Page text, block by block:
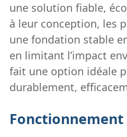
une solution fiable,
à leur conception, les
une fondation stable
en limitant l’impact
fait une option idéale
durablement,